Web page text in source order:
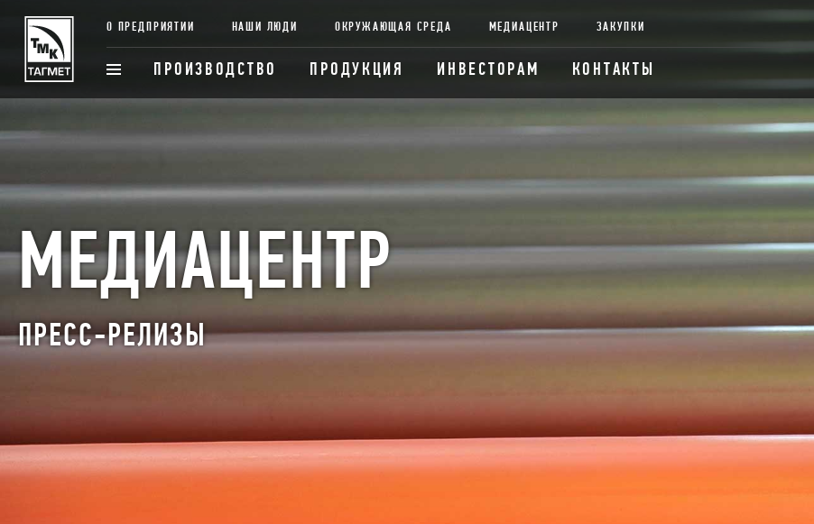
О ПРЕДПРИЯТИИ НАШИ ЛЮДИ ОКРУЖАЮЩАЯ СРЕДА МЕДИАЦЕНТР ЗАКУПКИ
ПРОИЗВОДСТВО ПРОДУКЦИЯ ИНВЕСТОРАМ КОНТАКТЫ
МЕДИАЦЕНТР
ПРЕСС-РЕЛИЗЫ